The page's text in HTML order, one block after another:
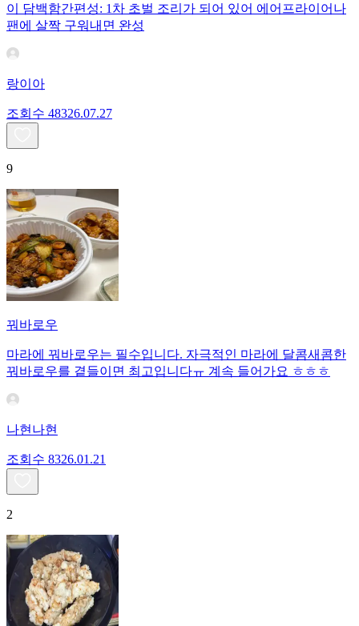
이 담백함간편성: 1차 초벌 조리가 되어 있어 에어프라이어나
팬에 살짝 구워내면 완성
랑이아
조회수 48326.07.27
9
꿔바로우
마라에 꿔바로우는 필수입니다. 자극적인 마라에 달콤새콤한
꿔바로우를 곁들이면 최고입니다ㅠ 계속 들어가요 ㅎㅎㅎ
나현나현
조회수 8326.01.21
2